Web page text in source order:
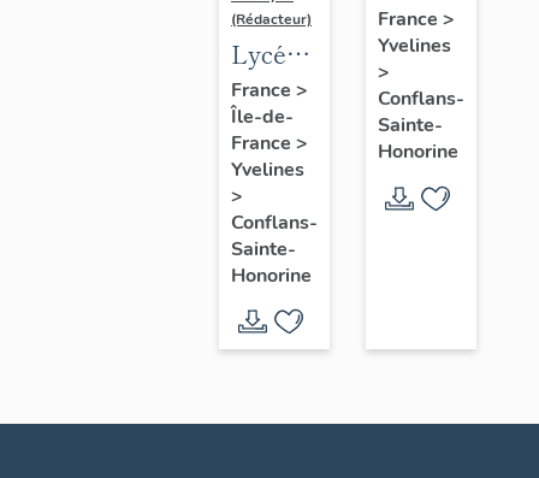
(Rédacteur)
Lycée
Jules-
Ferry,
ancien
groupe
scolaire
France >
Île-de-
France >
Yvelines
>
Conflans-
Sainte-
Honorine
et
patinoire
France >
Yvelines
>
Conflans-
Sainte-
Honorine